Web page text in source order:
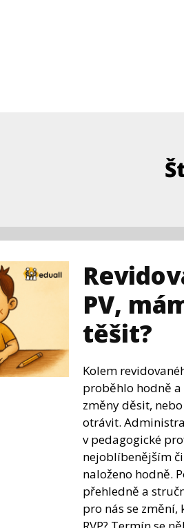
PV,
těšit?
Kolem
proběhlo hodně
změny děsit,
otrávit.
v pedagogické
nejoblíbenějším
naloženo hodně.
přehledně a
pro nás se změní,